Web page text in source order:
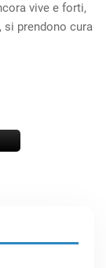
vive e forti,
si prendono cura